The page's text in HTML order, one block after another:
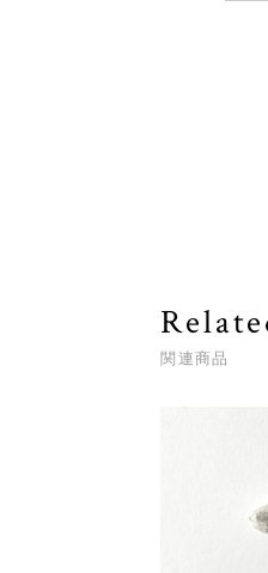
関連商品